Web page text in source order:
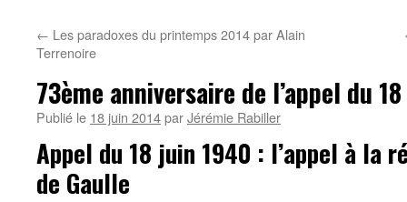
← Les paradoxes du printemps 2014 par Alain
Terrenoire
73ème anniversaire de l’appel du
Publié le 18 juin 2014parJérémie Rabiller
Appel du 18 juin 1940 : l’appel à la
de Gaulle